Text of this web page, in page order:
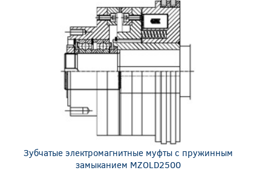
Зубчатые электромагнитные муфты с пружинным
замыканием MZOLD2500